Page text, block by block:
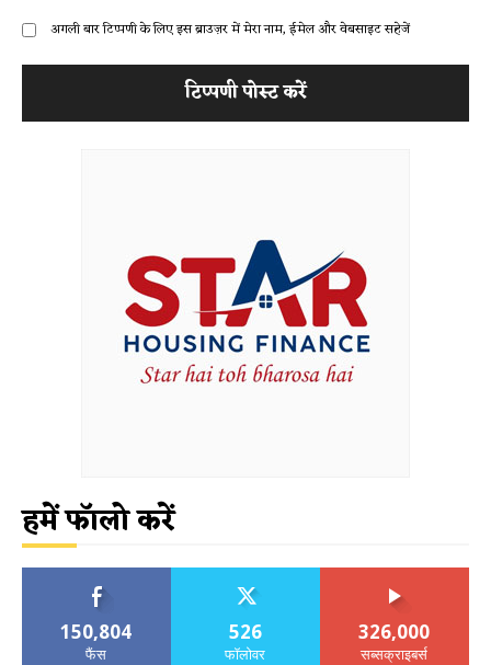
अगली बार टिप्पणी के लिए इस ब्राउज़र में मेरा नाम, ईमेल और वेबसाइट सहेजें
हमें फॉलो करें
150,804
फैंस
526
फॉलोवर
326,000
सब्सक्राइबर्स